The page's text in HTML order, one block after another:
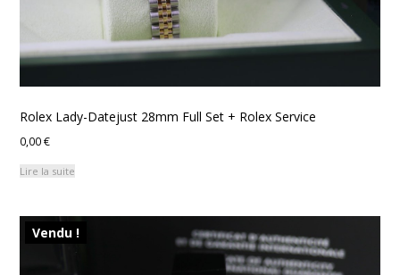
Rolex Lady-Datejust 28mm Full Set + Rolex Service
0,00€
Lire la suite
Vendu !